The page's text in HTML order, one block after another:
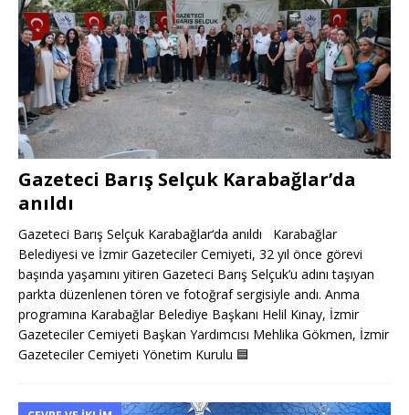
Gazeteci Barış Selçuk Karabağlar’da
anıldı
Gazeteci Barış Selçuk Karabağlar‘da anıldı Karabağlar
Belediyesi ve İzmir Gazeteciler Cemiyeti, 32 yıl önce görevi
başında yaşamını yitiren Gazeteci Barış Selçuk’u adını taşıyan
parkta düzenlenen tören ve fotoğraf sergisiyle andı. Anma
programına Karabağlar Belediye Başkanı Helil Kınay, İzmir
Gazeteciler Cemiyeti Başkan Yardımcısı Mehlika Gökmen, İzmir
Gazeteciler Cemiyeti Yönetim Kurulu 🟦